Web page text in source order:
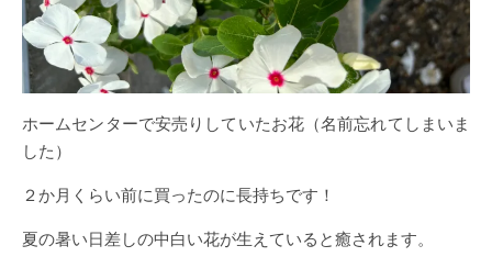
ホームセンターで安売りしていたお花（名前忘れてしまいま
した）
２か月くらい前に買ったのに長持ちです！
夏の暑い日差しの中白い花が生えていると癒されます。